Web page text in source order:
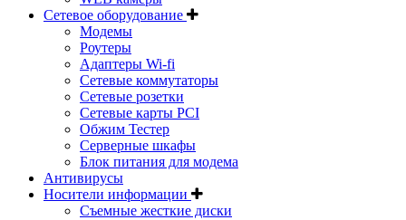
Сетевое оборудование
Модемы
Роутеры
Адаптеры Wi-fi
Сетевые коммутаторы
Сетевые розетки
Сетевые карты PCI
Обжим Тестер
Серверные шкафы
Блок питания для модема
Антивирусы
Носители информации
Съемные жесткие диски